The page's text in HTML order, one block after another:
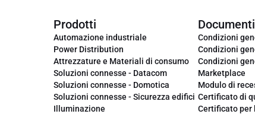
Prodotti
Automazione industriale
Power Distribution
Attrezzature e Materiali di consumo
Soluzioni connesse - Datacom
Soluzioni connesse - Domotica
Soluzioni connesse - Sicurezza edifici
Illuminazione
Documenti
Condizioni
Condizioni
Condizioni
Marketplace
Modulo di
Certificato di
Certificato per